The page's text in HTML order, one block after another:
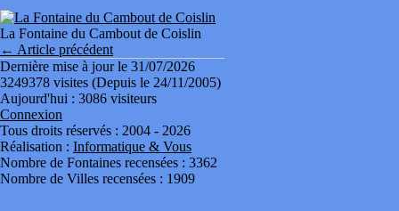
La Fontaine du Cambout de Coislin
← Article précédent
Dernière mise à jour le 31/07/2026
3249378 visites (Depuis le 24/11/2005)
Aujourd'hui : 3086 visiteurs
Connexion
Tous droits réservés : 2004 - 2026
Réalisation : Informatique & Vous
Nombre de Fontaines recensées : 3362
Nombre de Villes recensées : 1909